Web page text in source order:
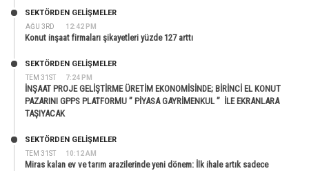
AĞU 3RD 12:42 PM
SEKTÖRDEN GELIŞMELER
Konut inşaat firmaları şikayetleri yüzde 127 arttı
TEM 31ST 7:24 PM
SEKTÖRDEN GELIŞMELER
İNŞAAT PROJE GELİŞTİRME ÜRETİM EKONOMİSİNDE; BİRİNCİ EL KONUT
PAZARINI GPPS PLATFORMU ” PİYASA GAYRİMENKUL ” İLE EKRANLARA
TAŞIYACAK
TEM 31ST 10:12 AM
SEKTÖRDEN GELIŞMELER
Miras kalan ev ve tarım arazilerinde yeni dönem: İlk ihale artık sadece